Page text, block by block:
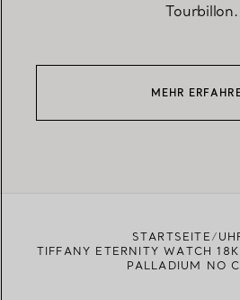
Tourbillon.
MEHR
STARTSEITE
TIFFANY ETERNITY WATCH
PALLADIUM NO